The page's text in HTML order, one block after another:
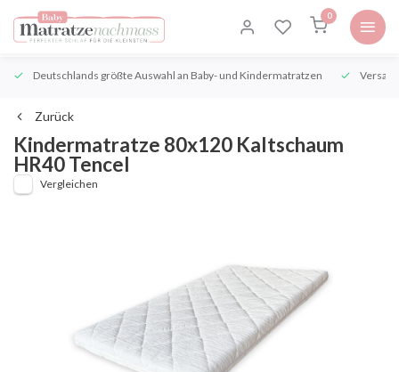
0
Deutschlands größte Auswahl an Baby- und Kindermatratzen
Zurück
Kindermatratze 80x120 Kaltschaum
HR40 Tencel
Vergleichen